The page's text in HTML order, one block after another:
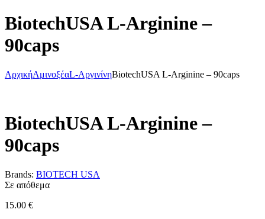
BiotechUSA L-Arginine –
90caps
ΑρχικήΑμινοξέαL-ΑργινίνηBiotechUSA L-Arginine – 90caps
BiotechUSA L-Arginine –
90caps
Brands: BIOTECH USA
Σε απόθεμα
15.00 €